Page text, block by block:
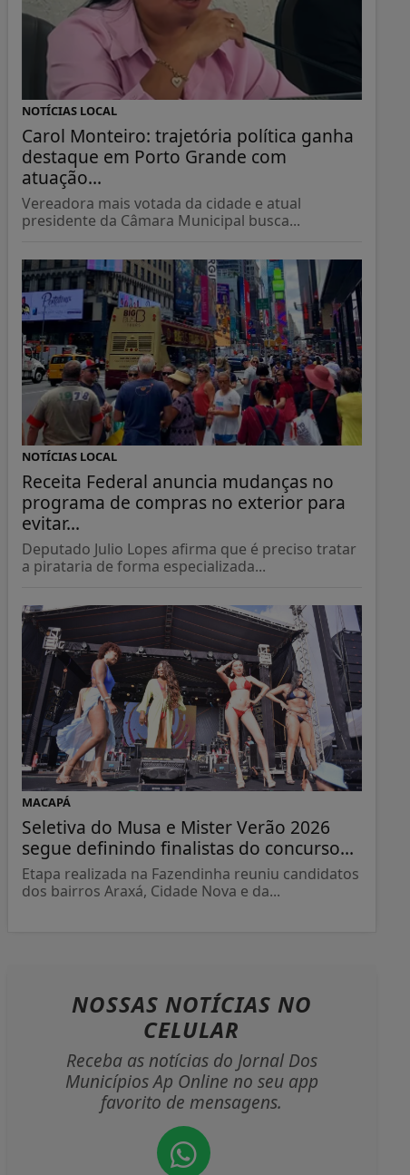
NOTÍCIAS LOCAL
Carol Monteiro: trajetória política ganha
destaque em Porto Grande com
atuação...
Vereadora mais votada da cidade e atual
presidente da Câmara Municipal busca...
NOTÍCIAS LOCAL
Receita Federal anuncia mudanças no
programa de compras no exterior para
evitar...
Deputado Julio Lopes afirma que é preciso tratar
a pirataria de forma especializada...
MACAPÁ
Seletiva do Musa e Mister Verão 2026
segue definindo finalistas do concurso...
Etapa realizada na Fazendinha reuniu candidatos
dos bairros Araxá, Cidade Nova e da...
NOSSAS NOTÍCIAS NO
CELULAR
Receba as notícias do Jornal Dos
Municípios Ap Online no seu app
favorito de mensagens.